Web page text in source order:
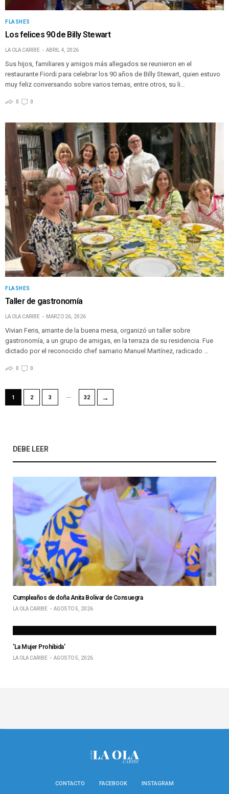
FLASHES
Los felices 90 de Billy Stewart
LA OLA CARIBE ABRIL 4, 2026
Sus hijos, familiares y amigos más allegados se reunieron en el
restaurante Fiordi para celebrar los 90 años de Billy Stewart, quien estuvo
muy feliz conversando sobre varios temas, entre otros, su li…
0 0
FLASHES
Taller de gastronomía
LA OLA CARIBE MARZO 26, 2026
Vivian Feris, amante de la buena mesa, organizó un taller sobre
gastronomía, a un grupo de amigas, en la terraza de su residencia. Fue
dictado por el reconocido chef samario Manuel Martínez, radicado …
0 0
1 2 3 … 32 →
DEBE LEER
Cumpleaños de doña Anita Bolívar de Consuegra
LA OLA CARIBE AGOSTO 5, 2026
‘La Mujer Prohibida’
LA OLA CARIBE AGOSTO 5, 2026
CONTACTO FACEBOOK INSTAGRAM